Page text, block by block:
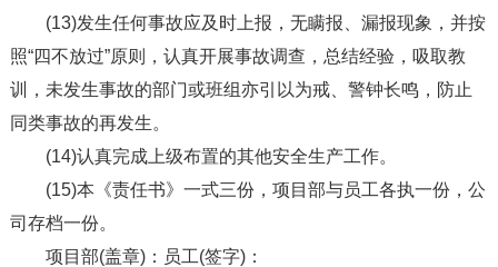
(13)发生任何事故应及时上报，无瞒报、漏报现象，并按
照“四不放过”原则，认真开展事故调查，总结经验，吸取教
训，未发生事故的部门或班组亦引以为戒、警钟长鸣，防止
同类事故的再发生。
(14)认真完成上级布置的其他安全生产工作。
(15)本《责任书》一式三份，项目部与员工各执一份，公
司存档一份。
项目部(盖章)：员工(签字)：